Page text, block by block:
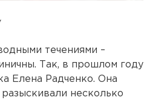
течениями –
Так, в прошлом году
Елена Радченко. Она
несколько